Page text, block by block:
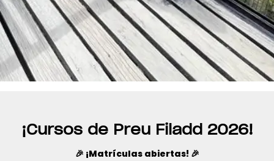
¡Cursos de Preu Filadd 2026!
🎉 ¡Matrículas abiertas! 🎉